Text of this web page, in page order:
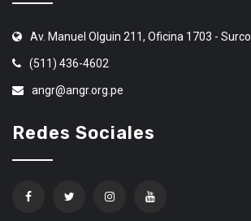
Av. Manuel Olguin 211, Oficina 1703 - Surco
(511) 436-4602
angr@angr.org.pe
Redes Sociales